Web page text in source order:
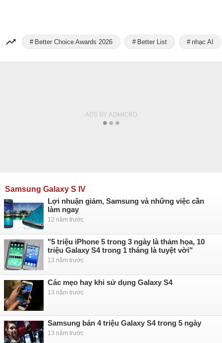
Better Choice Awards 2026 Better List nhạc AI
Samsung Galaxy S IV
Lợi nhuận giảm, Samsung và những việc cần
làm ngay
12 năm trước
"5 triệu iPhone 5 trong 3 ngày là thảm họa, 10
triệu Galaxy S4 trong 1 tháng là tuyệt vời"
13 năm trước
Các mẹo hay khi sử dụng Galaxy S4
13 năm trước
Samsung bán 4 triệu Galaxy S4 trong 5 ngày
13 năm trước